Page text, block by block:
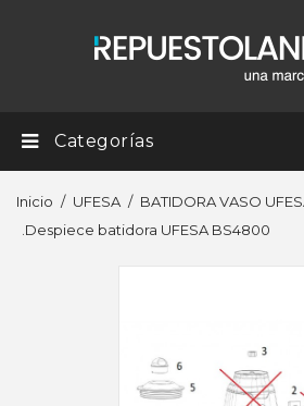
Categorías
Inicio UFESA BATIDORA VASO
.Despiece batidora UFESA BS4800